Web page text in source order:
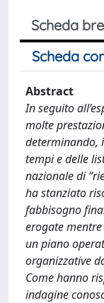
Scheda
Scheda
Abstract
In seguito
molte
determinando,
tempi e delle
nazionale di
ha stanziato
fabbisogno
erogate
un piano
organizzative
Come hanno
indagine